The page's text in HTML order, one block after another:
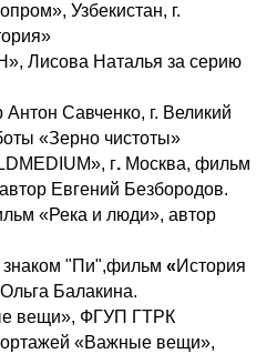
Узбекистан, г.
Лисова Наталья за серию
Савченко, г. Великий
«Зерно чистоты»
г. Москва, фильм
Евгений Безбородов.
«Река и люди», автор
"Пи",фильм «История
Балакина.
вещи», ФГУП ГТРК
«Важные вещи»,